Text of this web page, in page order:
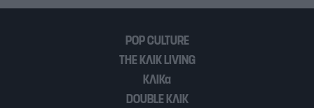
POP CULTURE
THE ΚΛΙΚ LIVING
ΚΛΙΚα
DOUBLE ΚΛΙΚ